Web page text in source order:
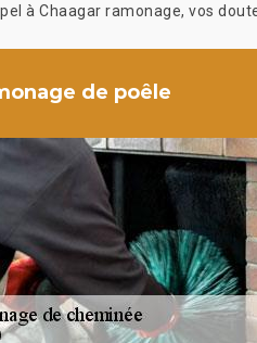
à Chaagar ramonage, vos
de poêle